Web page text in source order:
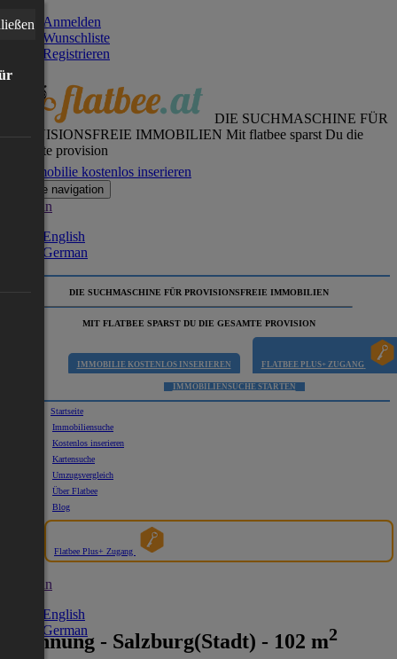
Anmelden
Wunschliste
Registrieren
DIE SUCHMASCHINE FÜR
PROVISIONSFREIE IMMOBILIEN Mit flatbee sparst Du die
gesamte provision
Immobilie kostenlos inserieren
Toggle navigation
German
English
German
DIE SUCHMASCHINE FÜR PROVISIONSFREIE IMMOBILIEN
MIT FLATBEE SPARST DU DIE GESAMTE PROVISION
IMMOBILIE KOSTENLOS INSERIEREN FLATBEE PLUS+ ZUGANG
IMMOBILIENSUCHE STARTEN
Startseite
Immobiliensuche
Kostenlos inserieren
Kartensuche
Umzugsvergleich
Über Flatbee
Blog
Flatbee Plus+ Zugang
German
English
German
Wohnung - Salzburg(Stadt) - 102 m2